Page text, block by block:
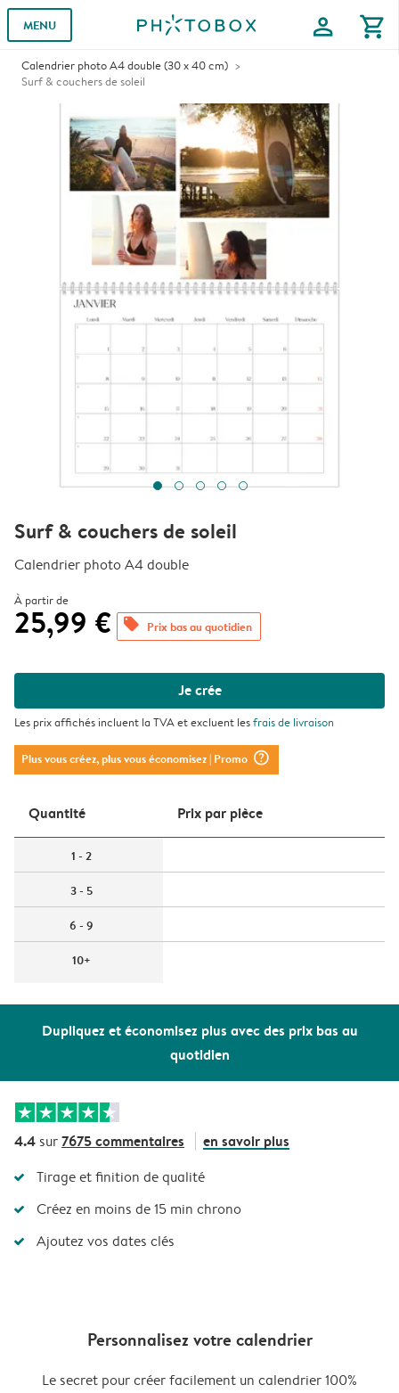
MENU profile shopping_cart
Calendrier photo A4 double (30 x 40 cm)
Surf & couchers de soleil
Dupliquez et économisez plus avec des prix bas au
quotidien
Surf & couchers de soleil
Calendrier photo A4 double
À partir de
25,99 € offers Prix bas au quotidien
Je crée
Les prix affichés incluent la TVA et excluent lesfrais de livraison
Plus vous créez, plus vous économisez| Promo question_mark_circle
Quantité Prix ​​par pièce
1 - 2
3 - 5
6 - 9
10+
4.4 sur7675 commentaires en savoir plus
Tirage et finition de qualité
Créez en moins de 15 min chrono
Ajoutez vos dates clés
Personnalisez votre calendrier
Le secret pour créer facilement un calendrier 100%